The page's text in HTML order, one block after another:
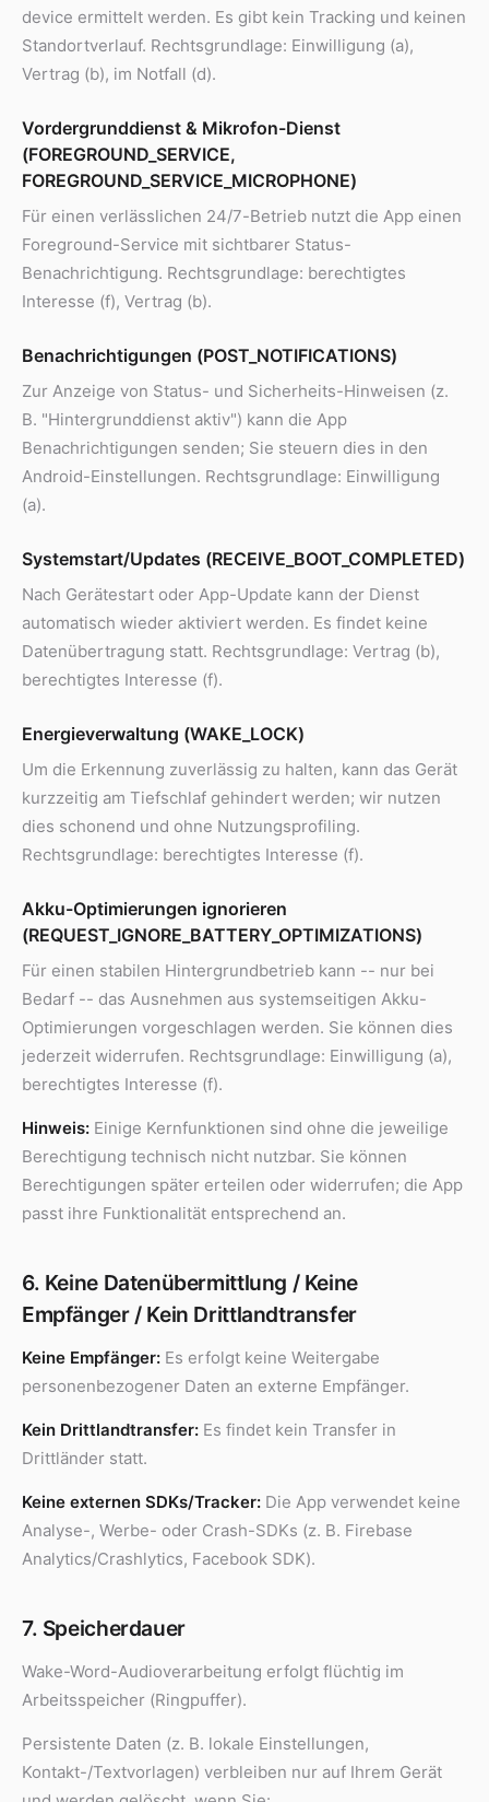
device ermittelt werden. Es gibt kein Tracking und keinen
Standortverlauf. Rechtsgrundlage: Einwilligung (a),
Vertrag (b), im Notfall (d).
Vordergrunddienst & Mikrofon-Dienst
(FOREGROUND_SERVICE,
FOREGROUND_SERVICE_MICROPHONE)
Für einen verlässlichen 24/7-Betrieb nutzt die App einen
Foreground-Service mit sichtbarer Status-
Benachrichtigung. Rechtsgrundlage: berechtigtes
Interesse (f), Vertrag (b).
Benachrichtigungen (POST_NOTIFICATIONS)
Zur Anzeige von Status- und Sicherheits-Hinweisen (z.
B. "Hintergrunddienst aktiv") kann die App
Benachrichtigungen senden; Sie steuern dies in den
Android-Einstellungen. Rechtsgrundlage: Einwilligung
(a).
Systemstart/Updates (RECEIVE_BOOT_COMPLETED)
Nach Gerätestart oder App-Update kann der Dienst
automatisch wieder aktiviert werden. Es findet keine
Datenübertragung statt. Rechtsgrundlage: Vertrag (b),
berechtigtes Interesse (f).
Energieverwaltung (WAKE_LOCK)
Um die Erkennung zuverlässig zu halten, kann das Gerät
kurzzeitig am Tiefschlaf gehindert werden; wir nutzen
dies schonend und ohne Nutzungsprofiling.
Rechtsgrundlage: berechtigtes Interesse (f).
Akku-Optimierungen ignorieren
(REQUEST_IGNORE_BATTERY_OPTIMIZATIONS)
Für einen stabilen Hintergrundbetrieb kann -- nur bei
Bedarf -- das Ausnehmen aus systemseitigen Akku-
Optimierungen vorgeschlagen werden. Sie können dies
jederzeit widerrufen. Rechtsgrundlage: Einwilligung (a),
berechtigtes Interesse (f).
Hinweis: Einige Kernfunktionen sind ohne die jeweilige
Berechtigung technisch nicht nutzbar. Sie können
Berechtigungen später erteilen oder widerrufen; die App
passt ihre Funktionalität entsprechend an.
6. Keine Datenübermittlung / Keine
Empfänger / Kein Drittlandtransfer
Keine Empfänger: Es erfolgt keine Weitergabe
personenbezogener Daten an externe Empfänger.
Kein Drittlandtransfer: Es findet kein Transfer in
Drittländer statt.
Keine externen SDKs/Tracker: Die App verwendet keine
Analyse-, Werbe- oder Crash-SDKs (z. B. Firebase
Analytics/Crashlytics, Facebook SDK).
7. Speicherdauer
Wake-Word-Audioverarbeitung erfolgt flüchtig im
Arbeitsspeicher (Ringpuffer).
Persistente Daten (z. B. lokale Einstellungen,
Kontakt-/Textvorlagen) verbleiben nur auf Ihrem Gerät